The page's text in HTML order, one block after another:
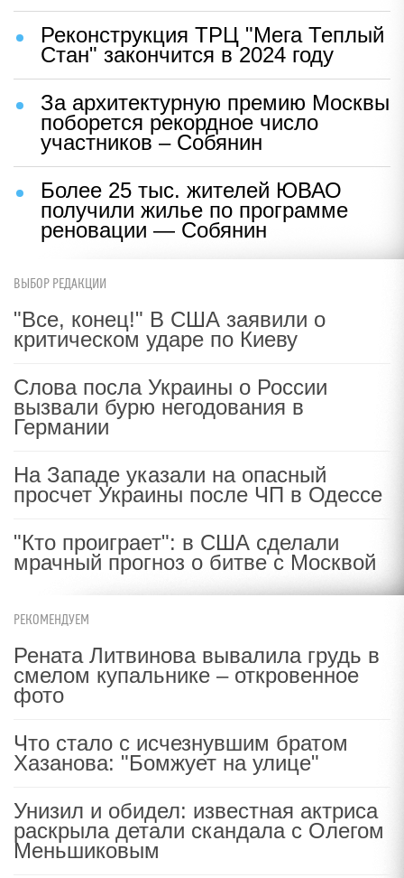
Реконструкция ТРЦ "Мега Теплый
Стан" закончится в 2024 году
За архитектурную премию Москвы
поборется рекордное число
участников – Собянин
Более 25 тыс. жителей ЮВАО
получили жилье по программе
реновации — Собянин
ВЫБОР РЕДАКЦИИ
"Все, конец!" В США заявили о
критическом ударе по Киеву
Слова посла Украины о России
вызвали бурю негодования в
Германии
На Западе указали на опасный
просчет Украины после ЧП в Одессе
"Кто проиграет": в США сделали
мрачный прогноз о битве с Москвой
РЕКОМЕНДУЕМ
Рената Литвинова вывалила грудь в
смелом купальнике – откровенное
фото
Что стало с исчезнувшим братом
Хазанова: "Бомжует на улице"
Унизил и обидел: известная актриса
раскрыла детали скандала с Олегом
Меньшиковым